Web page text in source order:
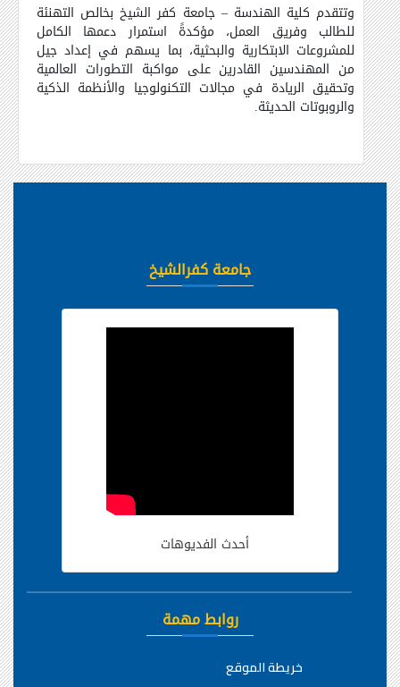
وتتقدم كلية الهندسة – جامعة كفر الشيخ بخالص التهنئة
للطالب وفريق العمل، مؤكدةً استمرار دعمها الكامل
للمشروعات الابتكارية والبحثية، بما يسهم في إعداد جيل
من المهندسين القادرين على مواكبة التطورات العالمية
وتحقيق الريادة في مجالات التكنولوجيا والأنظمة الذكية
والروبوتات الحديثة.
جامعة كفرالشيخ
أحدث الفديوهات
روابط مهمة
خريطة الموقع